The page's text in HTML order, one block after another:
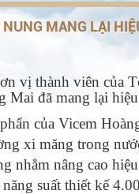
MANG LẠI
vị thành viên của
Mai đã mang lại
của Vicem
xi măng trong
nhằm nâng cao
suất thiết kế